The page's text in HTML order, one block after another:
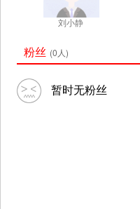
刘小静
粉丝 (0人)
暂时无粉丝